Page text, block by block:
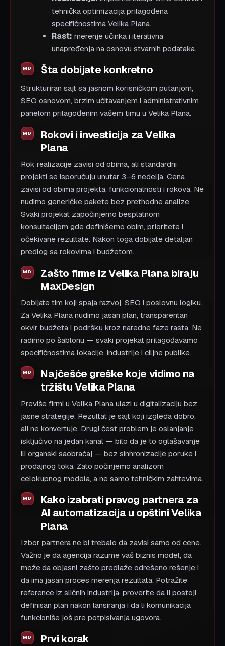
tehnička optimizacija prilagođena
specifičnostima Velika Plana.
Rast: merenje učinka i iterativna
unapređenja na osnovu stvarnih podataka.
Šta dobijate konkretno
Strukturiran sajt sa jasnom korisničkom putanjom,
SEO osnovom, brzim učitavanjem i administrativnim
panelom prilagođenim vašem timu u Velika Plana.
Rokovi i investicija za Velika
Plana
Rok realizacije zavisi od obima, ali standardni
projekti se isporučuju unutar 3–6 nedelja. Cena
zavisi od obima projekta, funkcionalnosti i rokova. Ne
nudimo generičke pakete bez prethodne analize.
Svaki projekat započinjemo besplatnom
konsultacijom gde definišemo obim, prioritete i
očekivane rezultate. Nakon toga dobijate detaljan
predlog sa rokovima i budžetom.
Zašto firme iz Velika Plana biraju
MaxDesign
Dobijate tim koji spaja razvoj, SEO i poslovnu logiku.
Za Velika Plana nudimo jasan plan, transparentan
okvir budžeta i podršku kroz naredne faze rasta. Ne
radimo po šablonu — svaki projekat prilagođavamo
specifičnostima lokacije, industrije i ciljne publike.
Najčešće greške koje vidimo na
tržištu Velika Plana
Previše firmi u Velika Plana ulazi u digitalizaciju bez
jasne strategije. Rezultat je sajt koji izgleda dobro,
ali ne konvertuje. Drugi čest problem je oslanjanje
isključivo na jedan kanal — bilo da je to oglašavanje
ili organski saobraćaj — bez sinhronizacije poruke i
prodajnog toka. Zato počinjemo analizom
celokupnog modela, a ne samo tehničkim zahtevima.
Kako izabrati pravog partnera za
AI automatizacija u opštini Velika
Plana
Izbor partnera ne bi trebalo da zavisi samo od cene.
Važno je da agencija razume vaš biznis model, da
može da objasni zašto predlaže odrešeno rešenje i
da ima jasan proces merenja rezultata. Potražite
reference iz sličnih industrija, proverite da li postoji
definisan plan nakon lansiranja i da li komunikacija
funkcioniše još pre potpisivanja ugovora.
Prvi korak